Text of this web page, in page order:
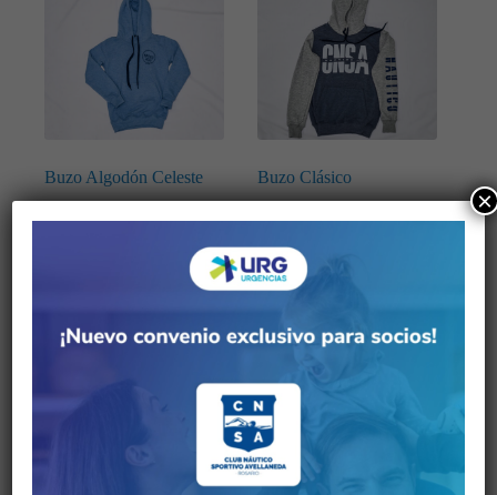
Buzo Algodón Celeste
Pedir por
Buzo Clásico
Pedir por
×